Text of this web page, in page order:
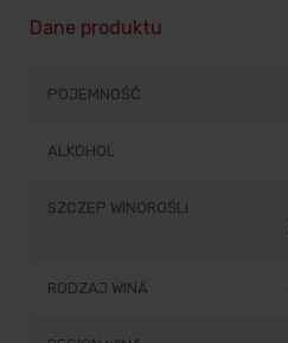
Dane produktu
POJEMNOŚĆ
ALKOHOL
SZCZEP WINOROŚLI
RODZAJ WINA